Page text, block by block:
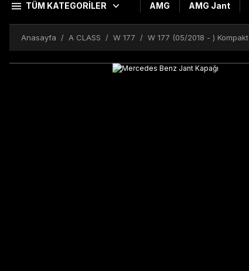
TÜM KATEGORİLER AMG AMG Jant
Anasayfa A CLASS W 177 W 177 (05/2018 - ) Kompakt